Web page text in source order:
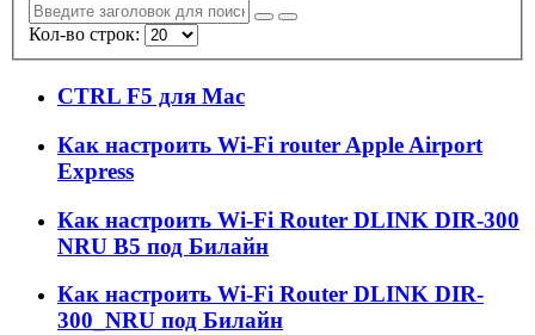
Кол-во строк:
CTRL F5 для Mac
Как настроить Wi-Fi router Apple Airport
Express
Как настроить Wi-Fi Router DLINK DIR-300
NRU B5 под Билайн
Как настроить Wi-Fi Router DLINK DIR-
300_NRU под Билайн